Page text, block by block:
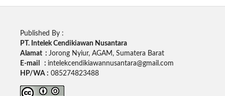
Published By :
PT. Intelek Cendikiawan Nusantara
Alamat : Jorong Nyiur, AGAM, Sumatera Barat
E-mail : intelekcendikiawannusantara@gmail.com
HP/WA : 085274823488